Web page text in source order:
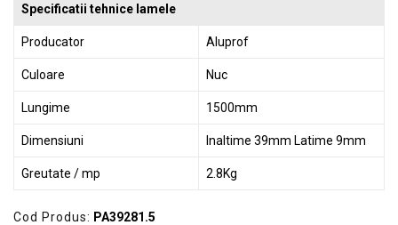
ELECTRICE
ECHIPAMENTE
PROTECȚIE
KITURI
Specificatii tehnice lamele
Producator Aluprof
Culoare Nuc
Lungime 1500mm
Dimensiuni Inaltime 39mm Latime 9mm
Greutate / mp 2.8Kg
Cod Produs: PA39281.5